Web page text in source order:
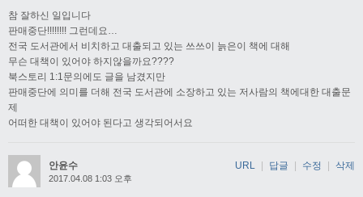
참 잘하신 일입니다
판매중단!!!!!!!! 그런데요…
전국 도서관에서 비치하고 대출되고 있는 쓰쓰이 늙은이 책에 대해
무슨 대책이 있어야 하지않을까요????
북스토리 1:1문의에도 글을 남겼지만
판매중단에 의미를 더해 전국 도서관에 소장하고 있는 저사람의 책에대한 대출문
제
어떠한 대책이 있어야 된다고 생각되어서요
안윤수
2017.04.08 1:03 오후
URL | 답글 | 수정 | 삭제